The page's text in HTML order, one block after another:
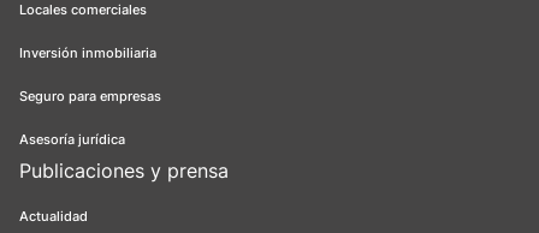
Locales comerciales
Inversión inmobiliaria
Seguro para empresas
Asesoría jurídica
Publicaciones y prensa
Actualidad